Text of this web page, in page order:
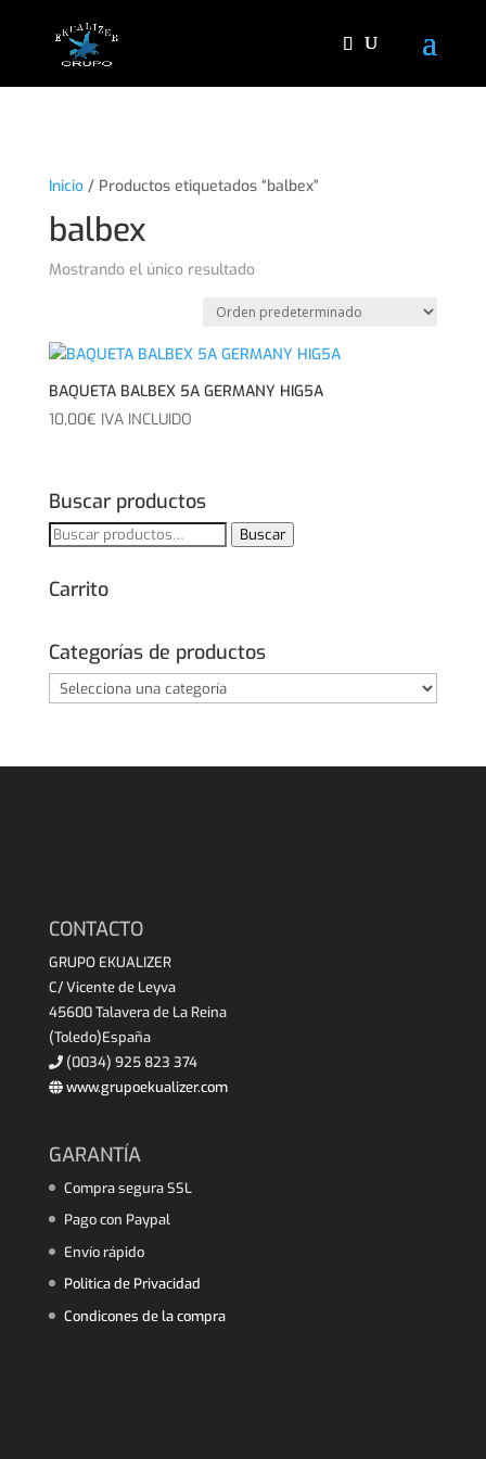
Inicio/ Productos etiquetados “balbex”
balbex
Mostrando el único resultado
BAQUETA BALBEX 5A GERMANY HIG5A
10,00€ IVA INCLUIDO
Buscar productos
Buscar
Buscar
Carrito
Categorías de productos
CONTACTO
GRUPO EKUALIZER
C/ Vicente de Leyva
45600 Talavera de La Reina
(Toledo)España
(0034) 925 823 374
www.grupoekualizer.com
GARANTÍA
Compra segura SSL
Pago con Paypal
Envío rápido
Politica de Privacidad
Condicones de la compra